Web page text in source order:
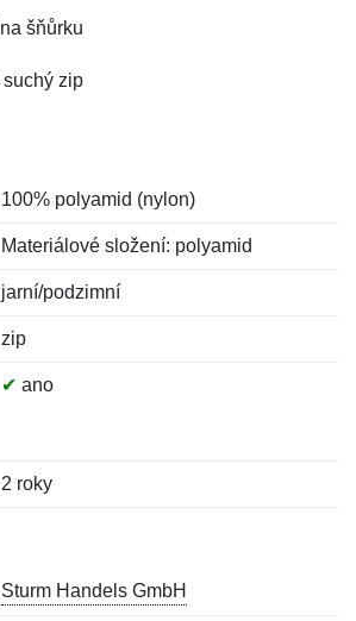
šňůrku
suchý zip
100% polyamid (nylon)
Materiálové složení: polyamid
jarní/podzimní
zip
✔ ano
2 roky
Sturm Handels GmbH